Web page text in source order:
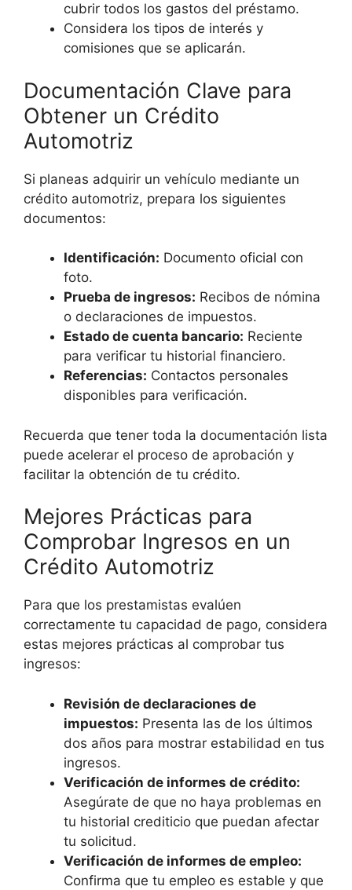
cubrir todos los gastos del préstamo.
Considera los tipos de interés y
comisiones que se aplicarán.
Documentación Clave para
Obtener un Crédito
Automotriz
Si planeas adquirir un vehículo mediante un
crédito automotriz, prepara los siguientes
documentos:
Identificación: Documento oficial con
foto.
Prueba de ingresos: Recibos de nómina
o declaraciones de impuestos.
Estado de cuenta bancario: Reciente
para verificar tu historial financiero.
Referencias: Contactos personales
disponibles para verificación.
Recuerda que tener toda la documentación lista
puede acelerar el proceso de aprobación y
facilitar la obtención de tu crédito.
Mejores Prácticas para
Comprobar Ingresos en un
Crédito Automotriz
Para que los prestamistas evalúen
correctamente tu capacidad de pago, considera
estas mejores prácticas al comprobar tus
ingresos:
Revisión de declaraciones de
impuestos: Presenta las de los últimos
dos años para mostrar estabilidad en tus
ingresos.
Verificación de informes de crédito:
Asegúrate de que no haya problemas en
tu historial crediticio que puedan afectar
tu solicitud.
Verificación de informes de empleo:
Confirma que tu empleo es estable y que